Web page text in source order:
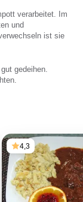
verarbeitet. Im
und
ist sie
gedeihen.
4,3